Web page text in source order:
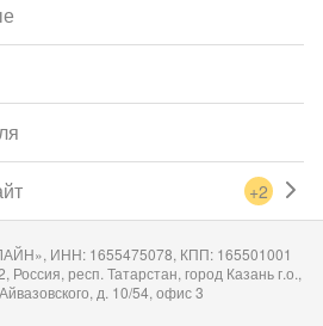
+2
ИНН: 1655475078, КПП: 165501001
респ. Татарстан, город Казань г.о.,
д. 10/54, офис 3